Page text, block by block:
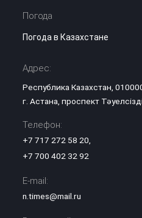
Погода
Погода в Казахстане
Адрес:
Республика Казахстан,
г. Астана, проспект
Телефон:
+7 717 272 58 20
+7 700 402 32 92
E-mail:
n.times@mail.ru